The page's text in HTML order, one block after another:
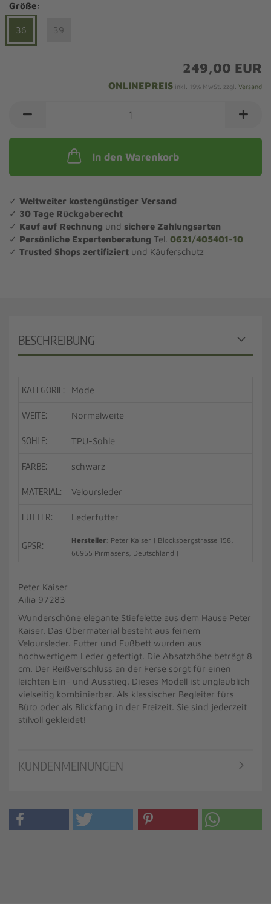
Größe:
36 39
249,00 EUR
ONLINEPREIS inkl. 19% MwSt. zzgl. Versand
In den Warenkorb
✓ Weltweiter kostengünstiger Versand
✓ 30 Tage Rückgaberecht
✓ Kauf auf Rechnung und sichere Zahlungsarten
✓ Persönliche Expertenberatung Tel. 0621/405401-10
✓ Trusted Shops zertifiziert und Käuferschutz
BESCHREIBUNG
KATEGORIE: Mode
WEITE: Normalweite
SOHLE: TPU-Sohle
FARBE: schwarz
MATERIAL: Veloursleder
FUTTER: Lederfutter
GPSR: Hersteller: Peter Kaiser | Blocksbergstrasse 158,
66955 Pirmasens, Deutschland |
Peter Kaiser
Ailia 97283
Wunderschöne elegante Stiefelette aus dem Hause Peter
Kaiser. Das Obermaterial besteht aus feinem
Veloursleder. Futter und Fußbett wurden aus
hochwertigem Leder gefertigt. Die Absatzhöhe beträgt 8
cm. Der Reißverschluss an der Ferse sorgt für einen
leichten Ein- und Ausstieg. Dieses Modell ist unglaublich
vielseitig kombinierbar. Als klassischer Begleiter fürs
Büro oder als Blickfang in der Freizeit. Sie sind jederzeit
stilvoll gekleidet!
KUNDENMEINUNGEN